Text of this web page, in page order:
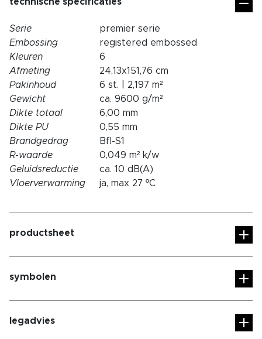
Serie
premier serie
Embossing
registered embossed
Kleuren
6
Afmeting
24,13x151,76 cm
Pakinhoud
6 st. | 2,197 m²
Gewicht
ca. 9600 g/m²
Dikte totaal
6,00 mm
Dikte PU
0,55 mm
Brandgedrag
Bfl-S1
R-waarde
0,049 m² k/w
Geluidsreductie
ca. 10 dB(A)
Vloerverwarming
ja, max 27 ºC
productsheet
symbolen
legadvies